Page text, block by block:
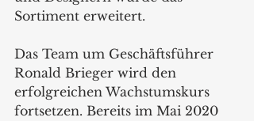
Sortiment erweitert.
Das Team um Geschäftsführer
Ronald Brieger wird den
erfolgreichen Wachstumskurs
fortsetzen. Bereits im Mai 2020